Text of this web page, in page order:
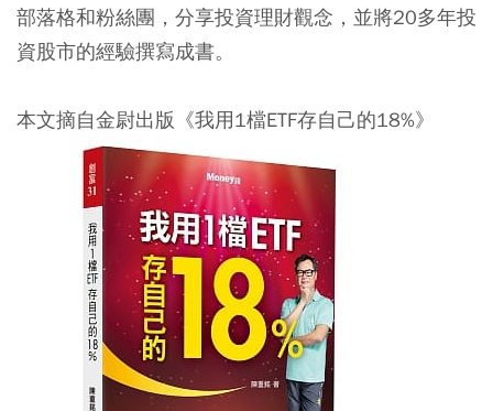
部落格和粉絲團，分享投資理財觀念，並將20多年投
資股市的經驗撰寫成書。
本文摘自金尉出版《我用1檔ETF存自己的18%》